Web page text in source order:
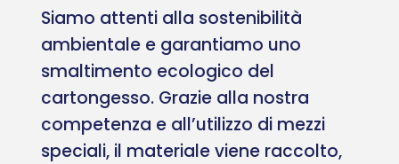
Siamo attenti alla sostenibilità
ambientale e garantiamo uno
smaltimento ecologico del
cartongesso. Grazie alla nostra
competenza e all’utilizzo di mezzi
speciali, il materiale viene raccolto,